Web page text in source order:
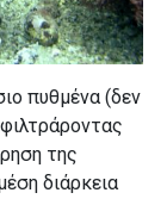
πυθμένα (δεν
της
διάρκεια